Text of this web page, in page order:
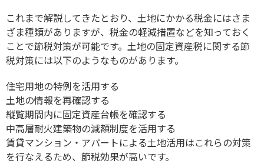
これまで解説してきたとおり、土地にかかる税金にはさま
ざま種類がありますが、税金の軽減措置などを知っておく
ことで節税対策が可能です。土地の固定資産税に関する節
税対策には以下のようなものがあります。
住宅用地の特例を活用する
土地の情報を再確認する
縦覧期間内に固定資産台帳を確認する
中高層耐火建築物の減額制度を活用する
賃貸マンション・アパートによる土地活用はこれらの対策
を行なえるため、節税効果が高いです。